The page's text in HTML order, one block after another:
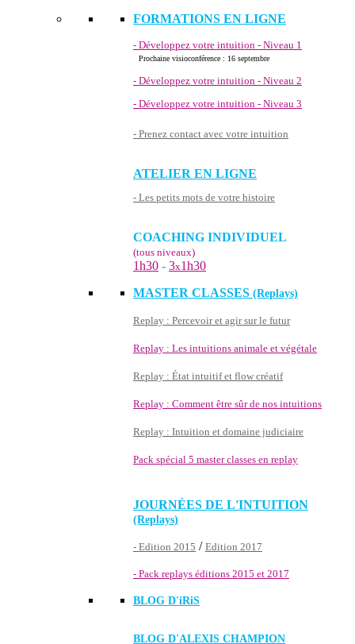
FORMATIONS EN LIGNE
- Développez votre intuition - Niveau 1
Prochaine visioconférence : 16 septembre
- Développez votre intuition - Niveau 2
- Développez votre intuition - Niveau 3
- Prenez contact avec votre intuition
ATELIER EN LIGNE
- Les petits mots de votre histoire
COACHING INDIVIDUEL
(tous niveaux)
1h30 - 3x1h30
MASTER CLASSES (Replays)
Replay : Percevoir et agir sur le futur
Replay : Les intuitions animale et végétale
Replay : État intuitif et flow créatif
Replay : Comment être sûr de nos intuitions
Replay : Intuition et domaine judiciaire
Pack spécial 5 master classes en replay
JOURNÉES DE L'INTUITION
(Replays)
- Edition 2015 / Edition 2017
- Pack replays éditions 2015 et 2017
BLOG D'iRiS
BLOG D'ALEXIS CHAMPION